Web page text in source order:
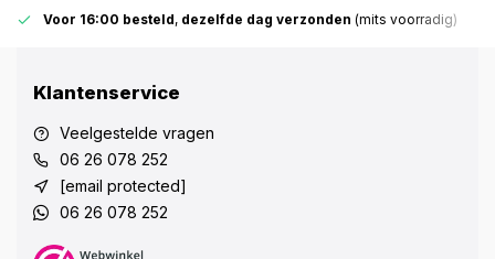
Voor 16:00 besteld, dezelfde dag verzonden (mits voorradig)
Klantenservice
Veelgestelde vragen
06 26 078 252
[email protected]
06 26 078 252